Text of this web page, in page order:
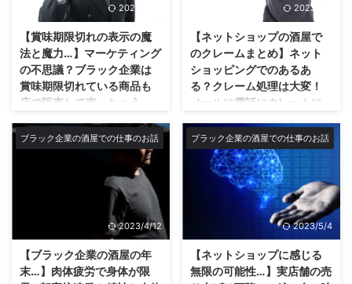
た。 極限の寒さに加えさらに極
ジを打ったりパソコンのキーボー
ドも触るためずっと手袋等をして
いる訳にも行かず、指がか ...
解不可能の言い間違いの嵐！ 最
近の若い人なんかはそうかもしれ
ませんが、お酒ってもう酒屋で買
わなくないですか？ 僕なんか酒
屋で働いていても、プライベート
の買い物でまず酒屋で買い物しな
いですね。お酒も買うにしてもス
ーパーです。 今はそんな時代で
すね。だから酒屋という業種も売
り上げが年々落ち続け、給料も上
がらないブラック企業へと。 全
盛期はうちの会社もすごかってん
で！というカス社長の妄言を聞く
のもしんどいぐらい業界的には若
者のアルコール離れもあってしん
...
ことが話題になっていた。 この
ニュース、めっちゃ分かる！ ウ
チの会社のバイトの高校生や大学
生もまず電話に出ない！ 電話し
ても出ずその何分か後にLINEで
「電話なんでしたか？」と返信し
てくる。 いやいやその前に電話
で掛け直して来い！と心の中では
叫んでいる。 僕の店での話です
が、最近はバイトを休むにしても
遅れるにしても全部LINEだ。 今
の10代～20代前半ぐらいまでの
若者はみん ...
2023/4/15
【賞味期限切れの表示の魔
法と魔力…】マーケティング
の不思議？ブラック企業は
賞味期限切れている商品も
店で販売して売っちゃう
夫？身体に害はない？ちゃ
んと明記して記載してたら
合法？賞味期限切れてる商
品でも期限切れってPP等で
記載してたら売ってOKって
ブラック企業には賞味期限なんて
関係ない！金こそ全てだ！ いき
なりですが皆さん知っていました
2023/5/7
【ネットショップの酒屋で
のクレームまとめ】ネット
ショッピングでのあるあ
る？クレーム処理は大変！
メールに電話にクレームに
ネットが普及したネットシ
ョップへのお客様からの発
言のクレームを一挙公開！
これぞ最新版！ネットショップの
クレーム集だ！ ネットショップ
を運営していると毎日のようにた
入る。 僕は店の店長でもあるの
で店でもクレーム対応しているが
ブラック企業の酒屋での仕事のお話
2023/4/12
【ブラック企業の酒屋の年
末…】肉体疲労で身体が限
ブラック企業の酒屋での仕事のお話
2023/5/4
【ネットショップに感じる
無限の可能性…】実店舗の売